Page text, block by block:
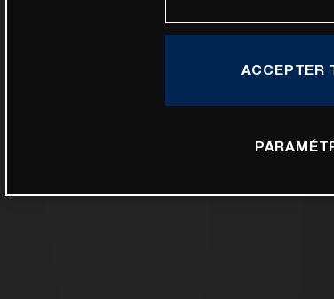
ACCEPTER